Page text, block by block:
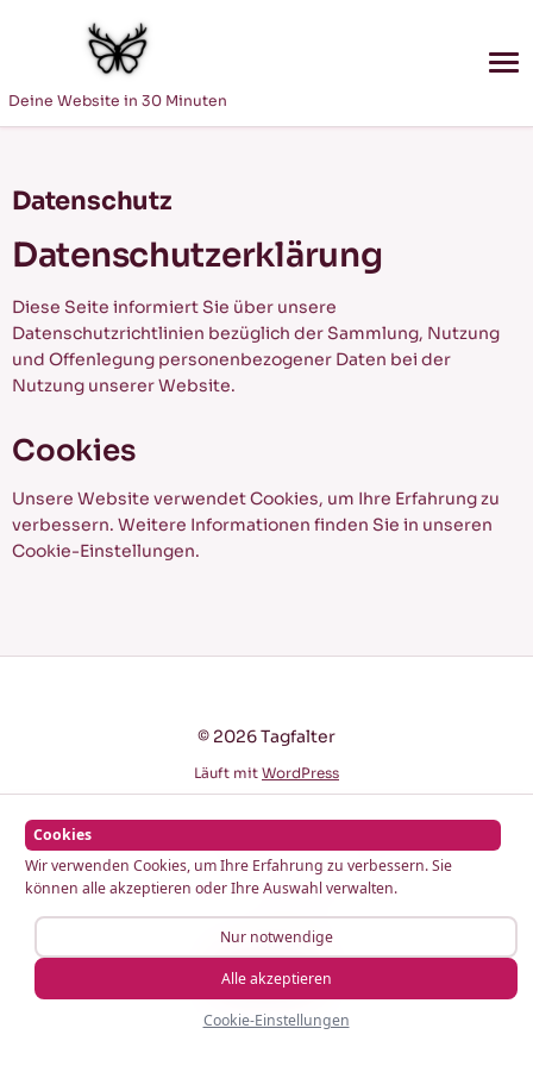
Deine Website in 30 Minuten
Datenschutz
Datenschutzerklärung
Diese Seite informiert Sie über unsere
Datenschutzrichtlinien bezüglich der Sammlung, Nutzung
und Offenlegung personenbezogener Daten bei der
Nutzung unserer Website.
Cookies
Unsere Website verwendet Cookies, um Ihre Erfahrung zu
verbessern. Weitere Informationen finden Sie in unseren
Cookie-Einstellungen.
© 2026 Tagfalter
Läuft mit WordPress
Impressum
AGB Partner werden
Anmelden
Cookies
Wir verwenden Cookies, um Ihre Erfahrung zu verbessern. Sie
können alle akzeptieren oder Ihre Auswahl verwalten.
Nur notwendige
Alle akzeptieren
Cookie-Einstellungen